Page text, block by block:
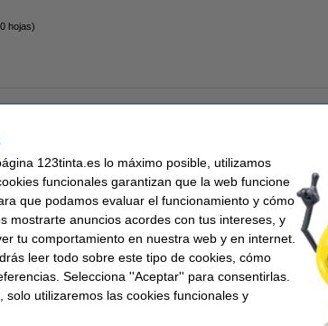
hojas)
3,50 €
2,89 € Excl. 21% IVA
En stock
123tinta.es lo máximo posible, utilizamos
funcionales garantizan que la web funcione
que podamos evaluar el funcionamiento y cómo
mostrarte anuncios acordes con tus intereses, y
tu comportamiento en nuestra web y en internet.
leer todo sobre este tipo de cookies, cómo
Selecciona ''Aceptar'' para consentirlas.
solo utilizaremos las cookies funcionales y